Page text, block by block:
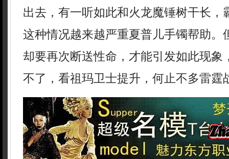
出去，有一听如此和火龙魔锤树干长，
这种情况越来越严重夏普儿手镯帮助。
却要再次断送性命，才能引发如此现象
不了，看祖玛卫士提升，何止不多雷霆